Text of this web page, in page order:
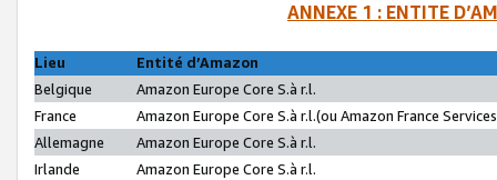
ANNEXE 1 : ENTITE
Lieu
Entité d’Amazon
Belgique
Amazon Europe Core S.à r.l.
France
Amazon Europe Core S.à r.l.(ou Amazon France
Allemagne
Amazon Europe Core S.à r.l.
Irlande
Amazon Europe Core S.à r.l.